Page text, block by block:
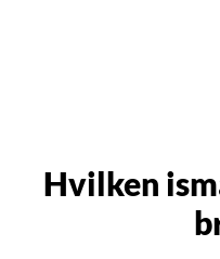
Hvilken